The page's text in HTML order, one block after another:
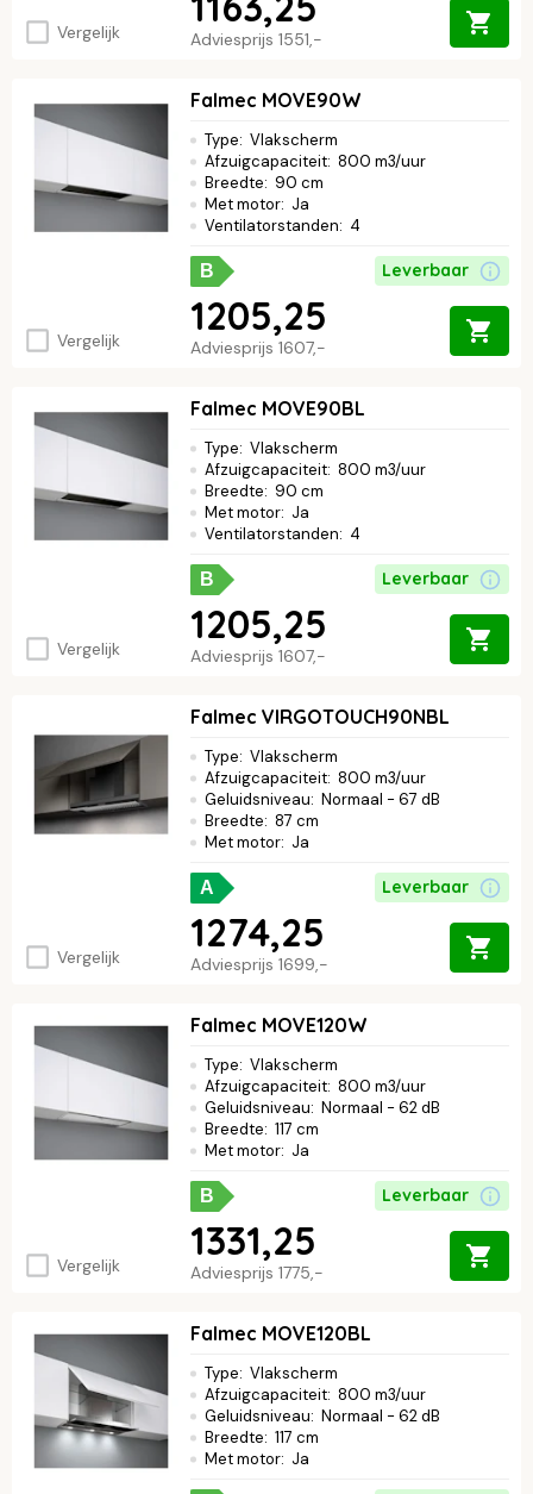
Vergelijk Adviesprijs 1551,-
Vergelijk
Falmec MOVE90W
Type: Vlakscherm
Afzuigcapaciteit: 800 m3/uur
Breedte: 90 cm
Met motor: Ja
Ventilatorstanden: 4
B Leverbaar
Adviesprijs 1607,-
1205,25
Vergelijk
Falmec MOVE90BL
Type: Vlakscherm
Afzuigcapaciteit: 800 m3/uur
Breedte: 90 cm
Met motor: Ja
Ventilatorstanden: 4
B Leverbaar
Adviesprijs 1607,-
1205,25
Vergelijk
Falmec VIRGOTOUCH90NBL
Type: Vlakscherm
Afzuigcapaciteit: 800 m3/uur
Geluidsniveau: Normaal - 67 dB
Breedte: 87 cm
Met motor: Ja
A Leverbaar
Adviesprijs 1699,-
1274,25
Vergelijk
Falmec MOVE120W
Type: Vlakscherm
Afzuigcapaciteit: 800 m3/uur
Geluidsniveau: Normaal - 62 dB
Breedte: 117 cm
Met motor: Ja
B Leverbaar
Adviesprijs 1775,-
1331,25
Falmec MOVE120BL
Type: Vlakscherm
Afzuigcapaciteit: 800 m3/uur
Geluidsniveau: Normaal - 62 dB
Breedte: 117 cm
Met motor: Ja